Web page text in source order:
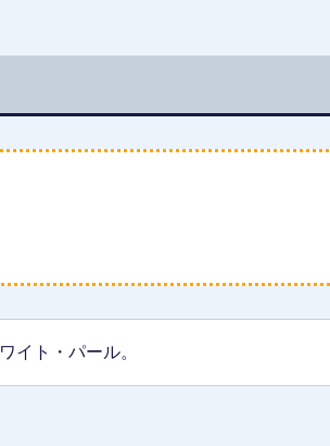
イト・パール。